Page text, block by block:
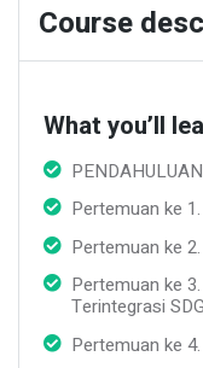
Course
What you’ll
PENDAHULUAN
Pertemuan ke
Pertemuan ke
Pertemuan ke
Terintegrasi
Pertemuan ke